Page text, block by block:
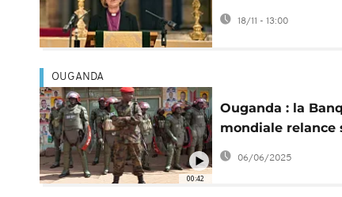
question LGBT
18/11 - 13:00
00:42
OUGANDA
Ouganda : la
mondiale relance
aides malgré la loi
LGBT+
06/06/2025